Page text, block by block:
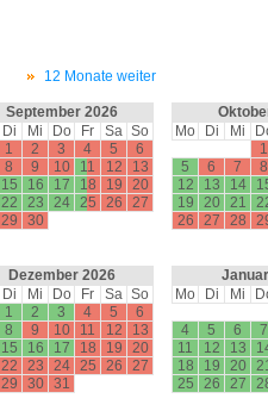
12 Monate weiter
September 2026
Di Mi Do Fr Sa So
1
2 3 4 5
6
8 9 10 11 12
13
15 16 17 18 19
20
22 23 24 25 26
27
29 30
Mo
Di Mi
1
5
6 7
8
12
13 14
19
20 21
26
27 28
Dezember 2026
Di Mi Do Fr Sa So
1
2 3 4 5
6
8 9 10 11 12
13
15 16 17 18 19
20
22 23 24 25 26
27
29 30 31
Mo
Di Mi
4 5 6
7
11
12 13
18
19 20
25
26 27